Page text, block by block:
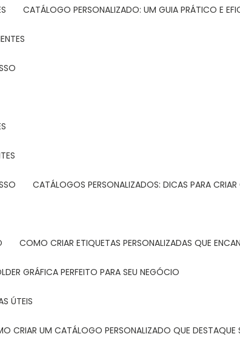
CATÁLOGO PERSONALIZADO: UM GUIA PRÁTICO E
CATÁLOGOS PERSONALIZADOS: DICAS PARA CRIAR
COMO CRIAR ETIQUETAS PERSONALIZADAS QUE
GRÁFICA PERFEITO PARA SEU NEGÓCIO
ÚTEIS
CRIAR UM CATÁLOGO PERSONALIZADO QUE DESTAQUE